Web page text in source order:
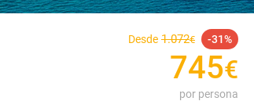
Desde 1.072€ 31
745€
por persona